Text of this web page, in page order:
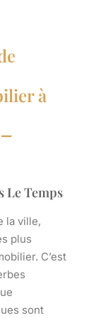
à
Le Temps
la ville,
plus
C’est
sont